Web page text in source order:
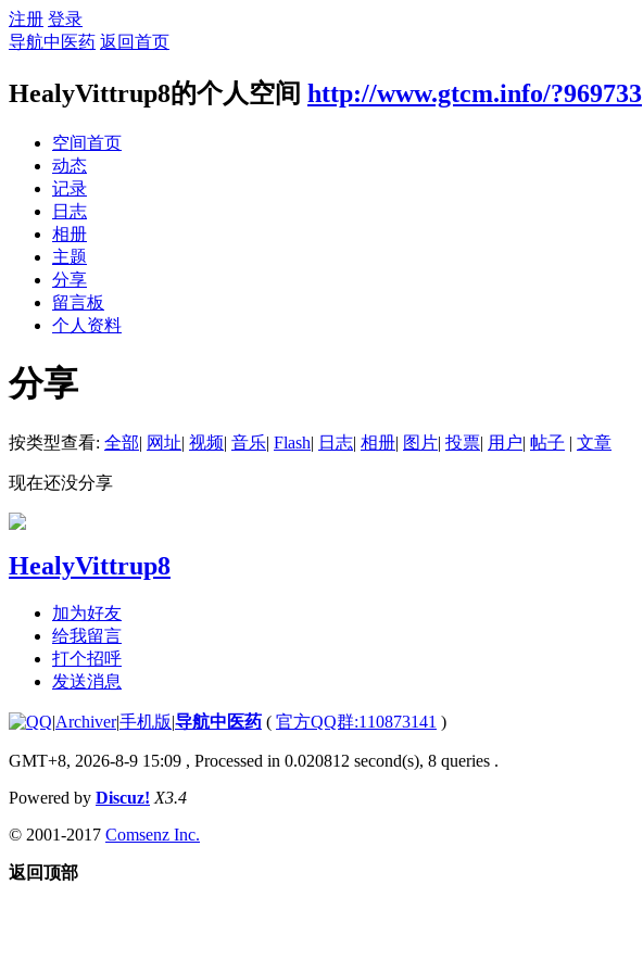
注册 登录
导航中医药 返回首页
HealyVittrup8的个人空间 http://www.gtcm.info/?969733
空间首页
动态
记录
日志
相册
主题
分享
留言板
个人资料
分享
按类型查看: 全部| 网址| 视频| 音乐| Flash| 日志| 相册| 图片| 投票| 用户| 帖子 | 文章
现在还没分享
HealyVittrup8
加为好友
给我留言
打个招呼
发送消息
|Archiver|手机版|导航中医药 ( 官方QQ群:110873141 )
GMT+8, 2026-8-9 15:09 , Processed in 0.020812 second(s), 8 queries .
Powered by Discuz! X3.4
© 2001-2017 Comsenz Inc.
返回顶部